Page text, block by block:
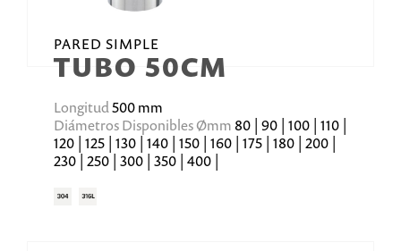
PARED SIMPLE
TUBO 50CM
Longitud500 mm
Diámetros Disponibles Ømm 80 | 90 | 100 | 110 |
120 | 125 | 130 | 140 | 150 | 160 | 175 | 180 | 200 |
230 | 250 | 300 | 350 | 400 |